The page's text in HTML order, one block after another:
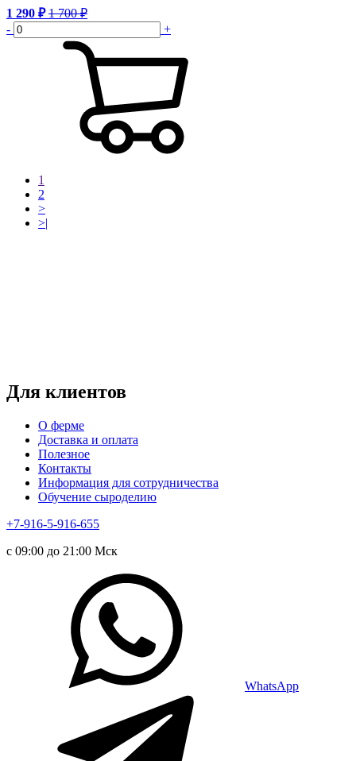
1 290 ₽ 1 700₽
-
+
1
2
>
>|
Для клиентов
О ферме
Доставка и оплата
Полезное
Контакты
Информация для сотрудничества
Обучение сыроделию
+7-916-5-916-655
с 09:00 до 21:00 Мск
WhatsApp